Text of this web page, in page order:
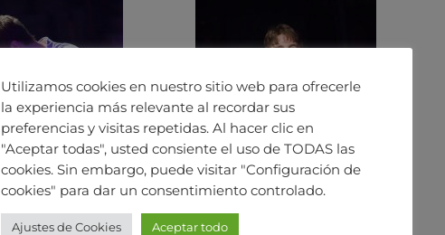
Utilizamos cookies en nuestro sitio web para ofrecerle
la experiencia más relevante al recordar sus
preferencias y visitas repetidas. Al hacer clic en
"Aceptar todas", usted consiente el uso de TODAS las
cookies. Sin embargo, puede visitar "Configuración de
cookies" para dar un consentimiento controlado.
Ajustes de Cookies Aceptar todo